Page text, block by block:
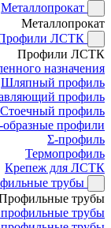
Металлопрокат
Металлопрокат
ЛСТК
Профили ЛСТК
назначения
Шляпный профиль
профиль
Стоечный профиль
образные профили
Σ-профиль
Термопрофиль
Крепеж для ЛСТК
трубы
трубы
трубы